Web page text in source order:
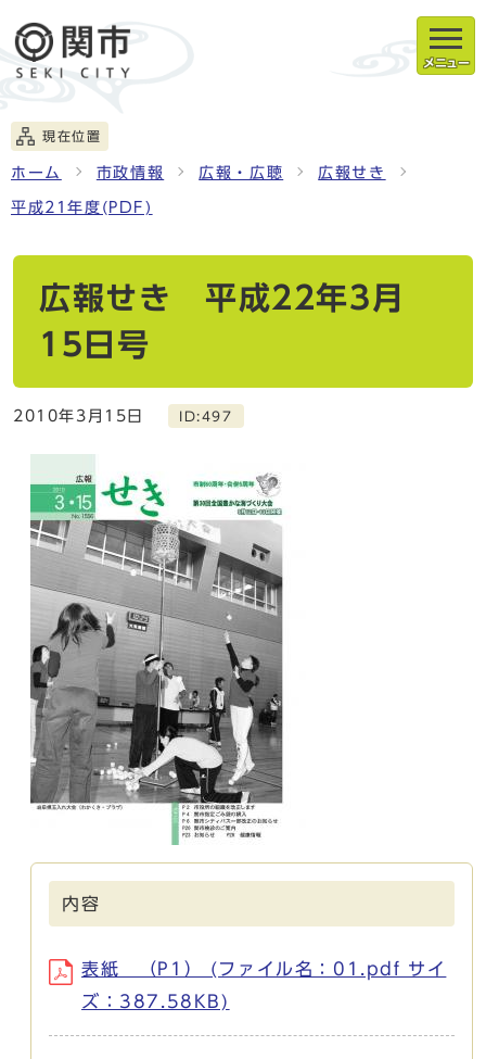
メニュー
現在位置
ホーム 市政情報 広報・広聴 広報せき
平成21年度(PDF)
広報せき 平成22年3月
15日号
2010年3月15日 ID:497
内容
表紙 （P1） (ファイル名：01.pdf サイ
ズ：387.58KB)